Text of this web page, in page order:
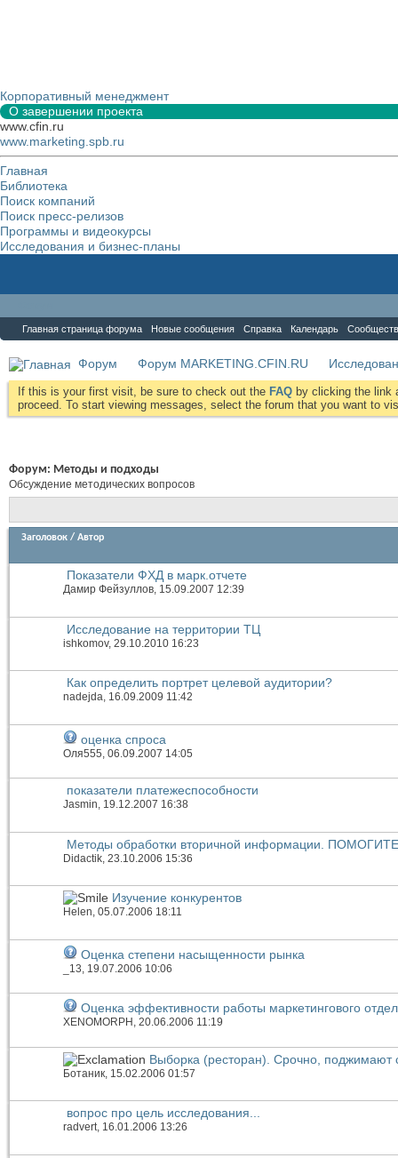
Корпоративный менеджмент
О завершении проекта
www.cfin.ru
www.marketing.spb.ru
Главная
Библиотека
Поиск компаний
Поиск пресс-релизов
Программы и видеокурсы
Исследования и бизнес-планы
Главная страница форума Новые сообщения Справка Календарь
Форум Форум MARKETING.CFIN.RU
If this is your first visit, be sure to check out the FAQ by clicking the link
proceed. To start viewing messages, select the forum that you want to
Форум: Методы и подходы
Обсуждение методических вопросов
Заголовок / Автор
Показатели ФХД в марк.отчете
Дамир Фейзуллов, 15.09.2007 12:39
Исследование на территории ТЦ
ishkomov, 29.10.2010 16:23
Как определить портрет целевой аудитории?
nadejda, 16.09.2009 11:42
оценка спроса
Оля555 , 06.09.2007 14:05
показатели платежеспособности
Jasmin, 19.12.2007 16:38
Методы обработки вторичной информации.
Didactik , 23.10.2006 15:36
Изучение конкурентов
Helen, 05.07.2006 18:11
Оценка степени насыщенности рынка
_13 , 19.07.2006 10:06
Оценка эффективности работы маркетингового
XENOMORPH , 20.06.2006 11:19
Выборка (ресторан). Срочно, поджимают
Ботаник , 15.02.2006 01:57
вопрос про цель исследования...
radvert, 16.01.2006 13:26